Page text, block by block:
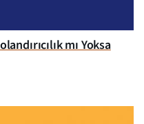
mı Yoksa